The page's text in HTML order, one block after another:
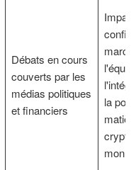
Débats en cours
couverts par les
médias politiques
et financiers
la
crypto-